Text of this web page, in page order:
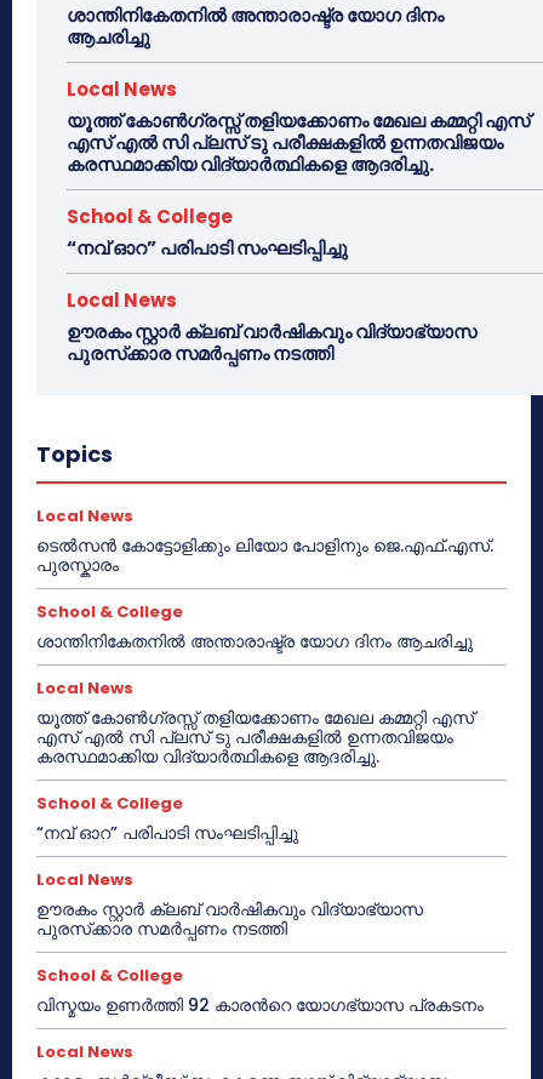
ശാന്തിനികേതനിൽ അന്താരാഷ്ട്ര യോഗ ദിനം
ആചരിച്ചു
Local News
യൂത്ത് കോൺഗ്രസ്സ് തളിയക്കോണം മേഖല കമ്മറ്റി എസ്
എസ് എൽ സി പ്ലസ് ടു പരീക്ഷകളിൽ ഉന്നതവിജയം
കരസ്ഥമാക്കിയ വിദ്യാർത്ഥികളെ ആദരിച്ചു.
School & College
“നവ് ഓറ” പരിപാടി സംഘടിപ്പിച്ചു
Local News
ഊരകം സ്റ്റാർ ക്ലബ് വാർഷികവും വിദ്യാഭ്യാസ
പുരസ്‌ക്കാര സമർപ്പണം നടത്തി
Topics
Local News
ടെൽസൻ കോട്ടോളിക്കും ലിയോ പോളിനും ജെ.എഫ്.എസ്.
പുരസ്കാരം
School & College
ശാന്തിനികേതനിൽ അന്താരാഷ്ട്ര യോഗ ദിനം ആചരിച്ചു
Local News
യൂത്ത് കോൺഗ്രസ്സ് തളിയക്കോണം മേഖല കമ്മറ്റി എസ്
എസ് എൽ സി പ്ലസ് ടു പരീക്ഷകളിൽ ഉന്നതവിജയം
കരസ്ഥമാക്കിയ വിദ്യാർത്ഥികളെ ആദരിച്ചു.
School & College
“നവ് ഓറ” പരിപാടി സംഘടിപ്പിച്ചു
Local News
ഊരകം സ്റ്റാർ ക്ലബ് വാർഷികവും വിദ്യാഭ്യാസ
പുരസ്‌ക്കാര സമർപ്പണം നടത്തി
School & College
വിസ്മയം ഉണർത്തി 92 കാരൻറെ യോഗഭ്യാസ പ്രകടനം
Local News